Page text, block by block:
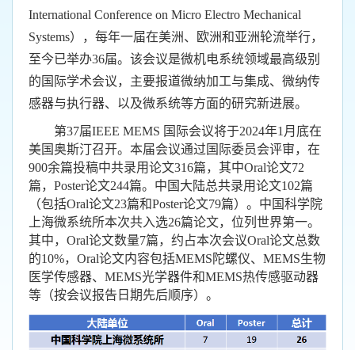
International Conference on Micro Electro Mechanical
Systems），每年一届在美洲、欧洲和亚洲轮流举行，
至今已举办36届。该会议是微机电系统领域最高级别
的国际学术会议，主要报道微纳加工与集成、微纳传
感器与执行器、以及微系统等方面的研究新进展。
第37届IEEE MEMS 国际会议将于2024年1月底在
美国奥斯汀召开。本届会议通过国际委员会评审，在
900余篇投稿中共录用论文316篇，其中Oral论文72
篇，Poster论文244篇。中国大陆总共录用论文102篇
（包括Oral论文23篇和Poster论文79篇）。中国科学院
上海微系统所本次共入选26篇论文，位列世界第一。
其中，Oral论文数量7篇，约占本次会议Oral论文总数
的10%，Oral论文内容包括MEMS陀螺仪、MEMS生物
医学传感器、MEMS光学器件和MEMS热传感驱动器
等（按会议报告日期先后顺序）。